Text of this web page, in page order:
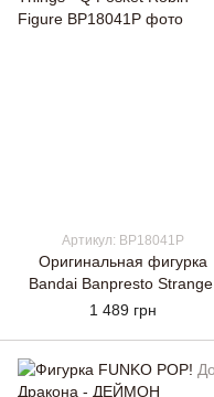
Артикул: BP18041P
Оригинальная фигурка
Bandai Banpresto Stranger
Things - Q Posket Robin
1 489 грн